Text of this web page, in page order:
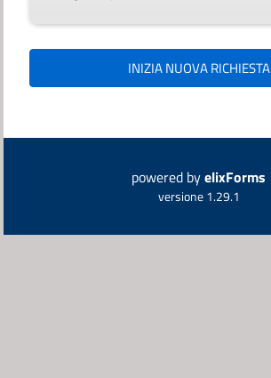
powered byelixForms
versione 1.29.1